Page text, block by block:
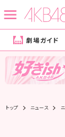
劇場ガイド
トップ ニュース